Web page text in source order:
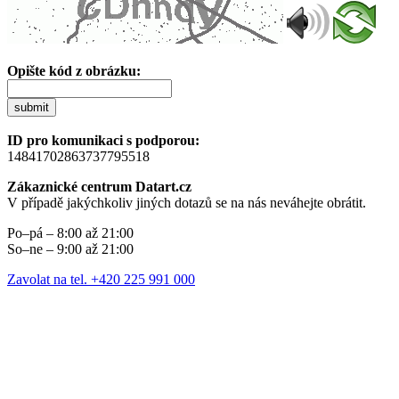
Opište kód z obrázku:
submit
ID pro komunikaci s podporou:
14841702863737795518
Zákaznické centrum Datart.cz
V případě jakýchkoliv jiných dotazů se na nás neváhejte obrátit.
Po–pá – 8:00 až 21:00
So–ne – 9:00 až 21:00
Zavolat na tel. +420 225 991 000